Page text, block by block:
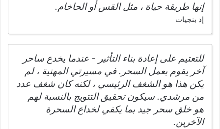
إنها طريقة حياة ، مثل القس أو الحاخام.
إد بنجيات
للتعتيم على إعادة بناء التأثير - عندما يخدع ساحر
آخر يقوم بعمل السحر. في مسيرتي المهنية ، لم
يكن هذا هو الشغف الرئيسي ، لكنه كان شغف عدد
من مرشدي. سيكون تحقيق التتويج بالنسبة لهم
هو خلق سحر جيد بما يكفي لخداع السحرة
الآخرين.